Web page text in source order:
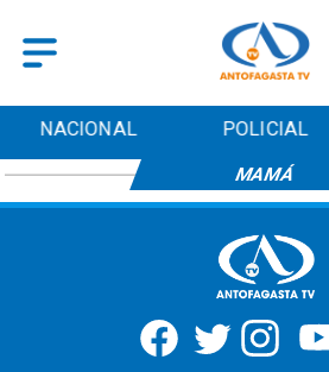
NACIONAL POLICIAL
MAMÁ